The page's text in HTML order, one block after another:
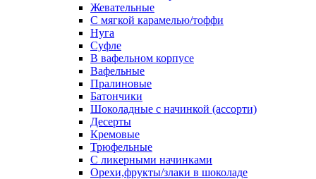
Жевательные
С мягкой карамелью/тоффи
Нуга
Суфле
В вафельном корпусе
Вафельные
Пралиновые
Батончики
Шоколадные с начинкой (ассорти)
Десерты
Кремовые
Трюфельные
С ликерными начинками
Орехи,фрукты/злаки в шоколаде